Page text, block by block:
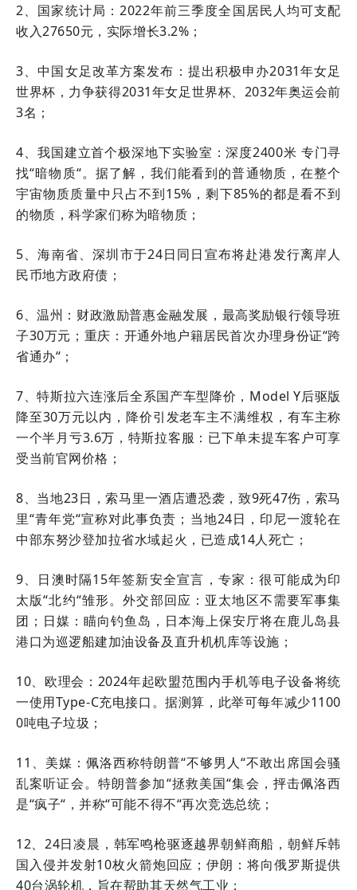
2、国家统计局：2022年前三季度全国居民人均可支配
收入27650元，实际增长3.2%；
3、中国女足改革方案发布：提出积极申办2031年女足
世界杯，力争获得2031年女足世界杯、2032年奥运会前
3名；
4、我国建立首个极深地下实验室：深度2400米 专门寻
找“暗物质“。据了解，我们能看到的普通物质，在整个
宇宙物质质量中只占不到15%，剩下85%的都是看不到
的物质，科学家们称为暗物质；
5、海南省、深圳市于24日同日宣布将赴港发行离岸人
民币地方政府债；
6、温州：财政激励普惠金融发展，最高奖励银行领导班
子30万元；重庆：开通外地户籍居民首次办理身份证“跨
省通办“；
7、特斯拉六连涨后全系国产车型降价，Model Y后驱版
降至30万元以内，降价引发老车主不满维权，有车主称
一个半月亏3.6万，特斯拉客服：已下单未提车客户可享
受当前官网价格；
8、当地23日，索马里一酒店遭恐袭，致9死47伤，索马
里“青年党“宣称对此事负责；当地24日，印尼一渡轮在
中部东努沙登加拉省水域起火，已造成14人死亡；
9、日澳时隔15年签新安全宣言，专家：很可能成为印
太版“北约“雏形。外交部回应：亚太地区不需要军事集
团；日媒：瞄向钓鱼岛，日本海上保安厅将在鹿儿岛县
港口为巡逻船建加油设备及直升机机库等设施；
10、欧理会：2024年起欧盟范围内手机等电子设备将统
一使用Type-C充电接口。据测算，此举可每年减少1100
0吨电子垃圾；
11、美媒：佩洛西称特朗普“不够男人“不敢出席国会骚
乱案听证会。特朗普参加“拯救美国“集会，抨击佩洛西
是“疯子“，并称“可能不得不“再次竞选总统；
12、24日凌晨，韩军鸣枪驱逐越界朝鲜商船，朝鲜斥韩
国入侵并发射10枚火箭炮回应；伊朗：将向俄罗斯提供
40台涡轮机，旨在帮助其天然气工业；